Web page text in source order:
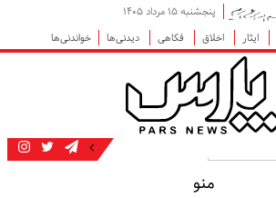
پنجشنبه ۱۵ مرداد ۱۴۰۵
ایثار اخلاق فکاهی دیدنی‌ها خواندنی‌ها
منو